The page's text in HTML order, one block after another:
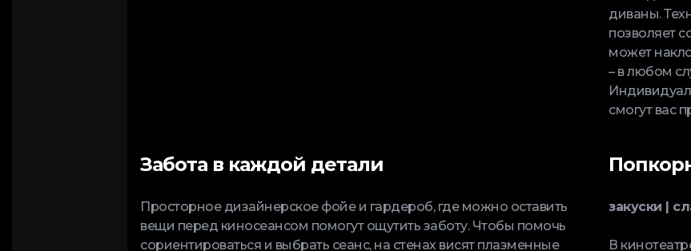
диваны.
позволяет
может
– в любом
смогут вас
Забота в каждой детали
Просторное дизайнерское фойе и гардероб, где можно оставить
вещи перед киносеансом помогут ощутить заботу. Чтобы помочь
сориентироваться и выбрать сеанс, на стенах висят плазменные
закуски |
В